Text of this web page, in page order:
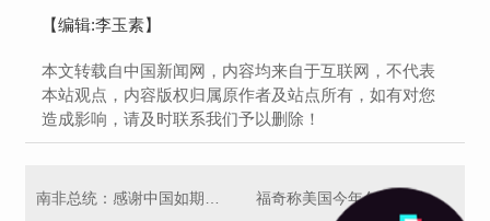
【编辑:李玉素】
本文转载自中国新闻网，内容均来自于互联网，不代表
本站观点，内容版权归属原作者及站点所有，如有对您
造成影响，请及时联系我们予以删除！
福奇称美国今年冬季情况不妙 恢复正常不可期